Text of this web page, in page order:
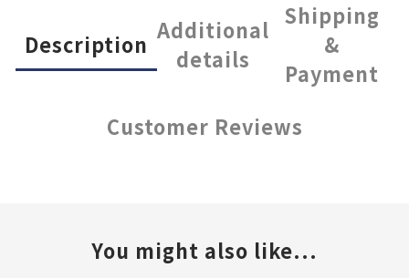
Description
Additional
details
Shipping
&
Payment
Customer Reviews
You might also like...